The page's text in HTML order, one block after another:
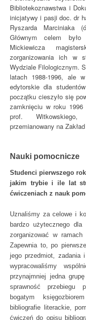
Bibliotekoznawstwa i
inicjatywy i pasji doc. dr
Ryszarda Marciniaka
Głównym celem
Mickiewicza
zorganizowania ich w
Wydziale Filologicznym.
latach 1988-1996, ale
edytorskie dla
początku cieszyło się
zamknięciu w roku
prof. Witkowskiego,
przemianowany na
Nauki pomocnicze
Studenci pierwszego
jakim trybie i ile lat
ćwiczeniach z nauk
Uznaliśmy za celowe i
bardzo użytecznego dla
zorganizować w ramach
Zapewnia to, po
jego przedmiot, zadania
wypracowaliśmy
przynajmniej jedna
sprawność przebiegu
bogatym
bibliografie literackie,
ćwiczeń do opisu